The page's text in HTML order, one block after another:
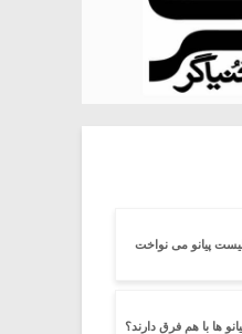
پیانو می نواخت
ها با هم فرق دارند؟